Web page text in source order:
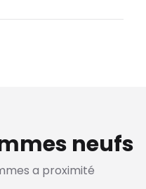
neufs
a proximité